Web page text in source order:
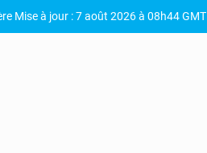
Mise à jour : 7 août 2026 à 08h44 GMT